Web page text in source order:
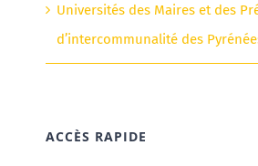
Universités des Maires et des
d’intercommunalité des
ACCÈS RAPIDE